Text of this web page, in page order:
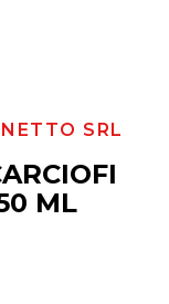
SRL
ML